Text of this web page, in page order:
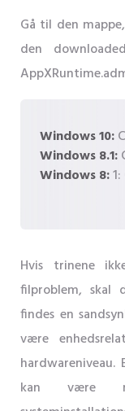
Gå til den
den
Windows 10:
Windows 8.1:
Windows 8:
Hvis trinene
filproblem, skal
findes en
være
hardwareniveau.
kan være